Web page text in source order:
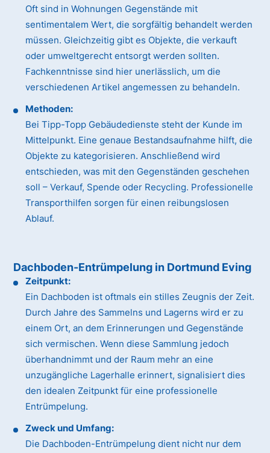
Oft sind in Wohnungen Gegenstände mit
sentimentalem Wert, die sorgfältig behandelt werden
müssen. Gleichzeitig gibt es Objekte, die verkauft
oder umweltgerecht entsorgt werden sollten.
Fachkenntnisse sind hier unerlässlich, um die
verschiedenen Artikel angemessen zu behandeln.
Methoden:
Bei Tipp-Topp Gebäudedienste steht der Kunde im
Mittelpunkt. Eine genaue Bestandsaufnahme hilft, die
Objekte zu kategorisieren. Anschließend wird
entschieden, was mit den Gegenständen geschehen
soll – Verkauf, Spende oder Recycling. Professionelle
Transporthilfen sorgen für einen reibungslosen
Ablauf.
Dachboden-Entrümpelung in Dortmund Eving
Zeitpunkt:
Ein Dachboden ist oftmals ein stilles Zeugnis der Zeit.
Durch Jahre des Sammelns und Lagerns wird er zu
einem Ort, an dem Erinnerungen und Gegenstände
sich vermischen. Wenn diese Sammlung jedoch
überhandnimmt und der Raum mehr an eine
unzugängliche Lagerhalle erinnert, signalisiert dies
den idealen Zeitpunkt für eine professionelle
Entrümpelung.
Zweck und Umfang:
Die Dachboden-Entrümpelung dient nicht nur dem